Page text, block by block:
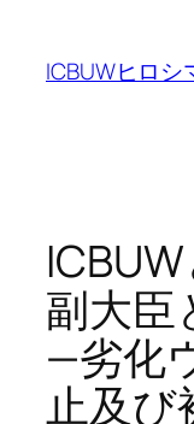
content
ICBUWヒロ
副大臣
—劣化
止及び